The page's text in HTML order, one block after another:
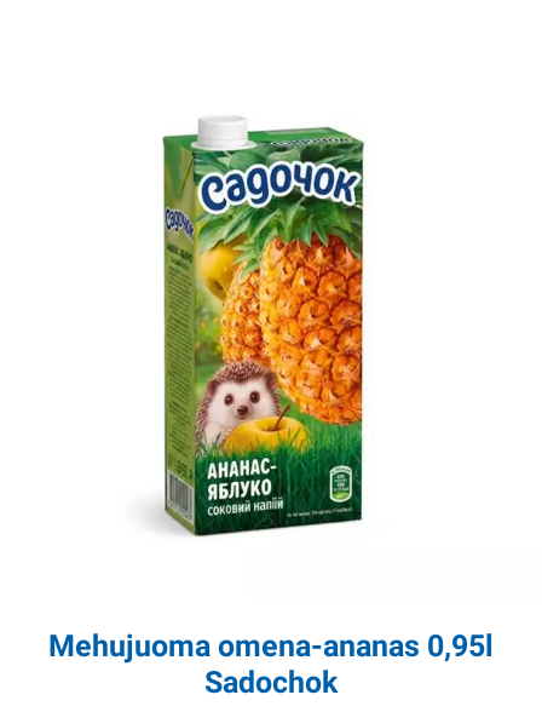
Mehujuoma omena-ananas 0,95l
Sadochok